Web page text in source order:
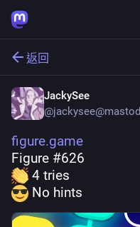
返回
JackySee
@
figure.game
Figure #626
4 tries
No hints